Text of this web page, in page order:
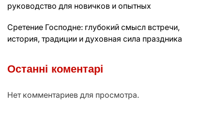
руководство для новичков и опытных
Сретение Господне: глубокий смысл встречи,
история, традиции и духовная сила праздника
Останні коментарі
Нет комментариев для просмотра.